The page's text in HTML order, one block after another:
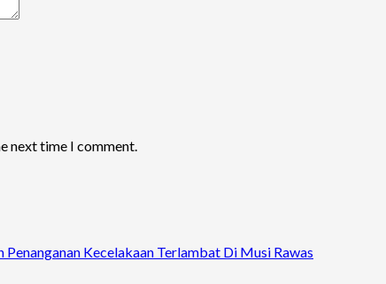
next time I comment.
Kecelakaan Terlambat Di Musi Rawas